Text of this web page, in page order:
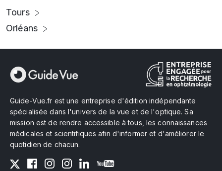
Tours
Orléans
Guide-Vue.fr est une entreprise d'édition indépendante
spécialisée dans l'univers de la vue et de l'optique. Sa
mission est de rendre accessible à tous, les connaissances
médicales et scientifiques afin d'informer et d'améliorer le
quotidien de chacun.